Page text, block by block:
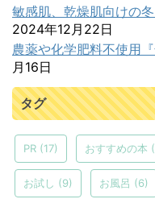
敏感肌、乾燥肌向けの
2024年12月22日
農薬や化学肥料不使用
月16日
タグ
PR (17) おすすめの本
お試し (9) お風呂 (6)